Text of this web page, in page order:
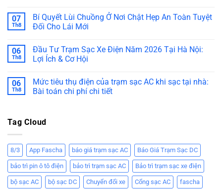
07
Th8
Bí Quyết Lùi Chuồng Ở Nơi Chật Hẹp An Toàn Tuyệt
Đối Cho Lái Mới
06
Th8
Đầu Tư Trạm Sạc Xe Điện Năm 2026 Tại Hà Nội:
Lợi Ích & Cơ Hội
06
Th8
Mức tiêu thụ điện của trạm sạc AC khi sạc tại nhà:
Bài toán chi phí chi tiết
Tag Cloud
8/3 App Fascha báo giá trạm sạc AC Báo Giá Trạm Sạc DC
bảo trì pin ô tô điện bảo trì trạm sạc AC Bảo trì trạm sạc xe điện
bộ sạc AC bộ sạc DC Chuyển đổi xe Cổng sạc AC fascha